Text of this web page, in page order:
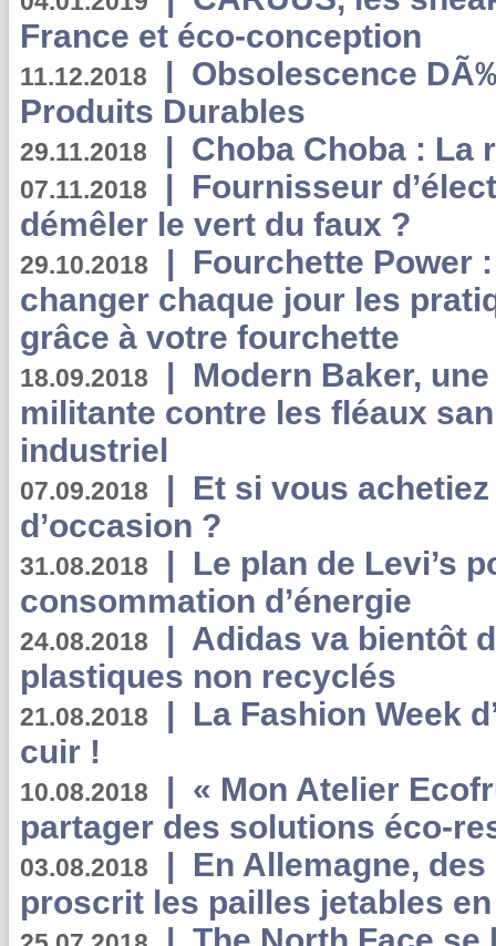
France et éco-conception
11.12.2018 | Obsolescence
Produits Durables
29.11.2018 | Choba Choba : La
07.11.2018 | Fournisseur
démêler le vert du faux ?
29.10.2018 | Fourchette Power
changer chaque jour les
grâce à votre fourchette
18.09.2018 | Modern Baker,
militante contre les fléaux
industriel
07.09.2018 | Et si vous
d’occasion ?
31.08.2018 | Le plan de Levi’s
consommation d’énergie
24.08.2018 | Adidas va bientôt
plastiques non recyclés
21.08.2018 | La Fashion Week
cuir !
10.08.2018 | « Mon Atelier
partager des solutions éco-
03.08.2018 | En Allemagne,
proscrit les pailles jetables